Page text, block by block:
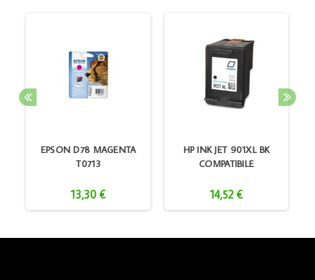
EPSON D78 MAGENTA
T0713
13,30 €
HP INK JET 901XL BK
COMPATIBILE
14,52 €